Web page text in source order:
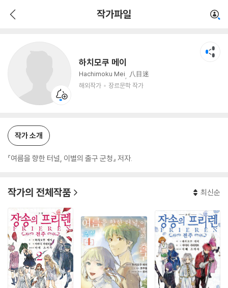
작가파일
하치모쿠 메이
Hachimoku Mei
八目迷
해외작가
장르문학 작가
장르문학 작가
작가 소개
『여름을 향한 터널, 이별의 출구 군청』 저자.
작가의 전체작품 최신순